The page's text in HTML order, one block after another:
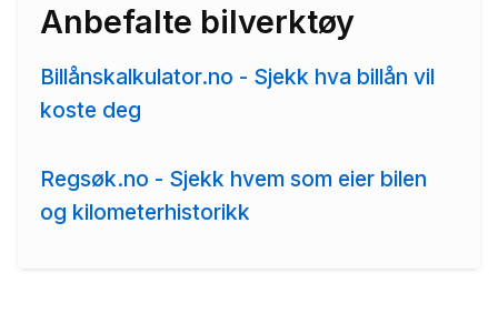
Anbefalte bilverktøy
Billånskalkulator.no - Sjekk hva billån vil
koste deg
Regsøk.no - Sjekk hvem som eier bilen
og kilometerhistorikk